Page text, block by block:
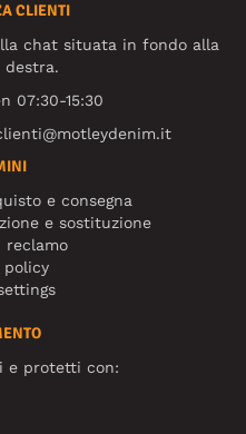
CLIENTI
chat situata in fondo alla
destra.
07:30-15:30
e consegna
e sostituzione
reclamo
policy
e protetti con: